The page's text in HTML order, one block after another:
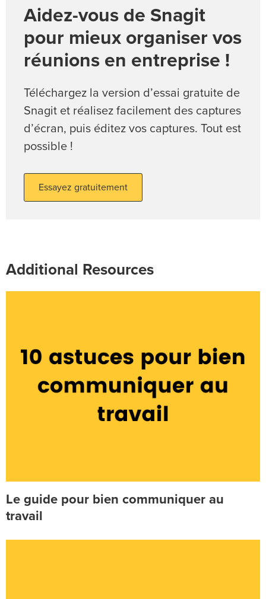
Aidez-vous de Snagit
pour mieux organiser vos
réunions en entreprise !
Téléchargez la version d’essai gratuite de
Snagit et réalisez facilement des captures
d’écran, puis éditez vos captures. Tout est
possible !
Essayez gratuitement
Additional Resources
Le guide pour bien communiquer au
travail